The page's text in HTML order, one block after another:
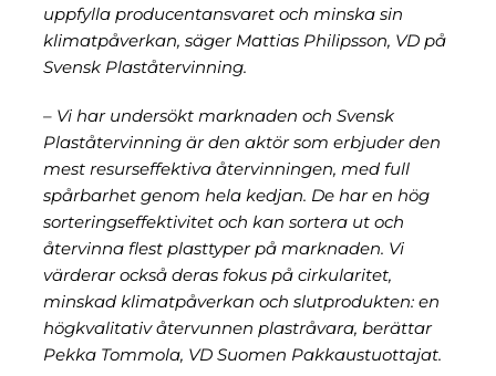
uppfylla producentansvaret och minska sin
klimatpåverkan, säger Mattias Philipsson, VD på
Svensk Plaståtervinning.
– Vi har undersökt marknaden och Svensk
Plaståtervinning är den aktör som erbjuder den
mest resurseffektiva återvinningen, med full
spårbarhet genom hela kedjan. De har en hög
sorteringseffektivitet och kan sortera ut och
återvinna flest plasttyper på marknaden. Vi
värderar också deras fokus på cirkularitet,
minskad klimatpåverkan och slutprodukten: en
högkvalitativ återvunnen plastråvara, berättar
Pekka Tommola, VD Suomen Pakkaustuottajat.